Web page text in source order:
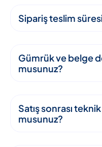
Sipariş teslim
Gümrük ve belge
musunuz?
Satış sonrası
musunuz?